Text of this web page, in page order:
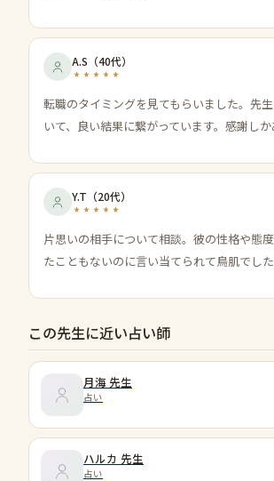
A.S （40代）
転職のタイミングを見てもらいました。先
いて、良い結果に繋がっています。感謝しか
Y.T （20代）
片思いの相手について相談。彼の性格や態
たこともないのに言い当てられて鳥肌でした
この先生に近い占い師
月海 先生
占い
ハルカ 先生
占い